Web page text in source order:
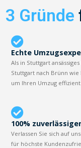
3 Gründe
Echte
Als in Stuttgart
Stuttgart nach Brünn
um Ihren Umzug
100%
Verlassen Sie sich auf
für höchste